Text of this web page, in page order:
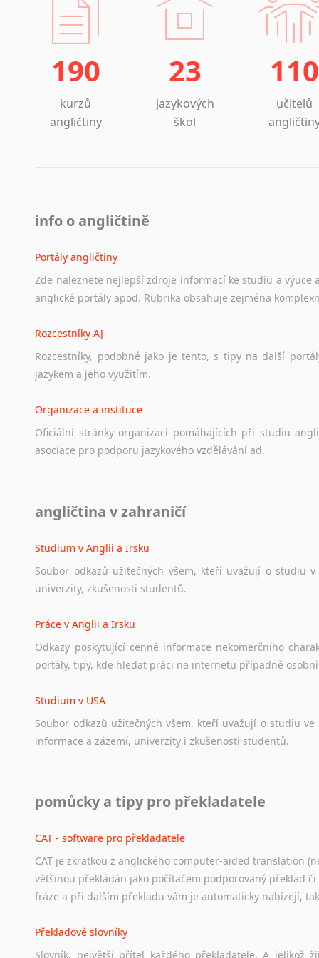
190
kurzů
angličtiny
23
jazykových
škol
110
učitelů
info o angličtině
Portály angličtiny
Zde naleznete nejlepší zdroje informací ke studiu a výuce
anglické portály apod. Rubrika obsahuje zejména
Rozcestníky AJ
Rozcestníky, podobné jako je tento, s tipy na další
jazykem a jeho využitím.
Organizace a instituce
Oficiální stránky organizací pomáhajících při studiu
asociace pro podporu jazykového vzdělávání ad.
Ať už se jedná o česká diskusní
angličtina v zahraničí
Studium v Anglii a Irsku
Soubor odkazů užitečných všem, kteří uvažují o studiu v
univerzity, zkušenosti studentů.
Práce v Anglii a Irsku
Odkazy poskytující cenné informace nekomerčního
portály, tipy, kde hledat práci na internetu případně osobní
Studium v USA
Soubor odkazů užitečných všem, kteří uvažují o studiu ve
informace a zázemí, univerzity i zkušenosti studentů.
Odkazy poskytující cenné informace nekomerčního
Studium v Austrálii
Soubor odkazů užitečných všem, kteří uvažují o studiu v
a zázemí, australské univerzity a samozřejmě i osobní
Práce v Austrálii
pomůcky a tipy pro překladatele
CAT - software pro překladatele
CAT je zkratkou z anglického computer-aided translation
většinou překládán jako počítačem podporovaný překlad
fráze a při dalším překladu vám je automaticky nabízejí,
Překladové slovníky
Slovník, největší přítel každého překladatele. A jelikož